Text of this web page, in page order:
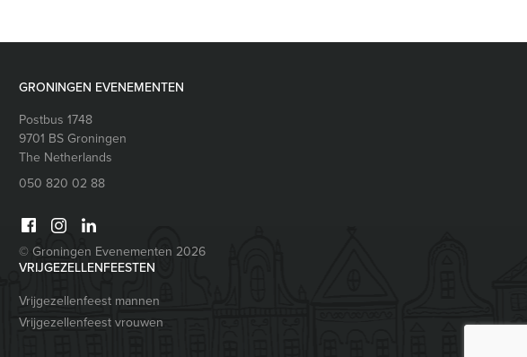
GRONINGEN EVENEMENTEN
Postbus 1748
9701 BSGroningen
The Netherlands
050 820 02 88
© Groningen Evenementen 2026
VRIJGEZELLENFEESTEN
Vrijgezellenfeest mannen
Vrijgezellenfeest vrouwen